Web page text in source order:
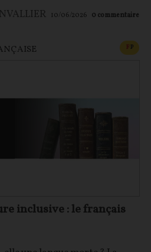
10/06/2026 0 commentaire
FP
inclusive : le français